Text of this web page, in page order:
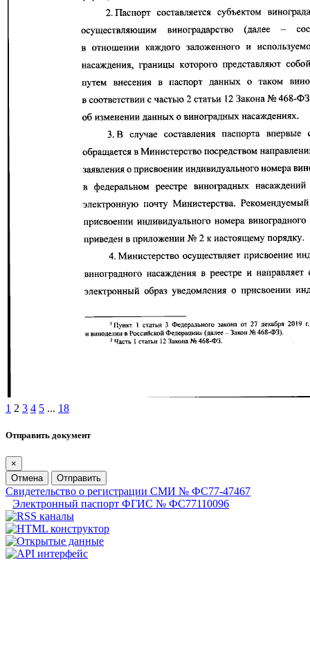
1 2 3 4 5 ... 18
Отправить документ
×
Отмена
Отправить
Свидетельство о регистрации СМИ № ФС77-47467
Электронный паспорт ФГИС № ФС77110096